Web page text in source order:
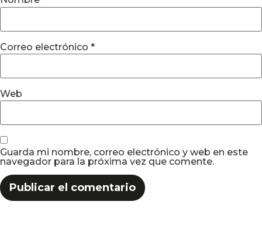
Correo electrónico *
Web
Guarda mi nombre, correo electrónico y web en este
navegador para la próxima vez que comente.